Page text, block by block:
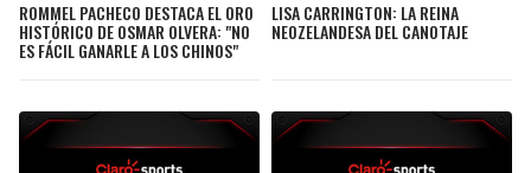
SEAHAWKS
LIONS
PELICANS
NUGGETS
ROMMEL PACHECO DESTACA EL ORO
HISTÓRICO DE OSMAR OLVERA: "NO
ES FÁCIL GANARLE A LOS CHINOS"
LISA CARRINGTON: LA REINA
NEOZELANDESA DEL CANOTAJE